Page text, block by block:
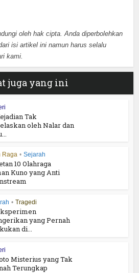
oleh hak cipta. Anda diperbolehkan
isi artikel ini namun harus selalu
kami.
juga yang ini
Tak
oleh Nalar dan
Raga • Sejarah
10 Olahraga
Kuno yang Anti
• Tragedi
yang Pernah
di...
Misterius yang Tak
Terungkap